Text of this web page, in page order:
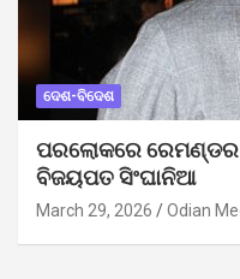
ଦେଶ-ବିଦେଶ
ପରଲୋକରେ ରେମଣ୍ଡର
ବିଜୟପତ ସିଂଘାନିଆ
March 29, 2026 Odian